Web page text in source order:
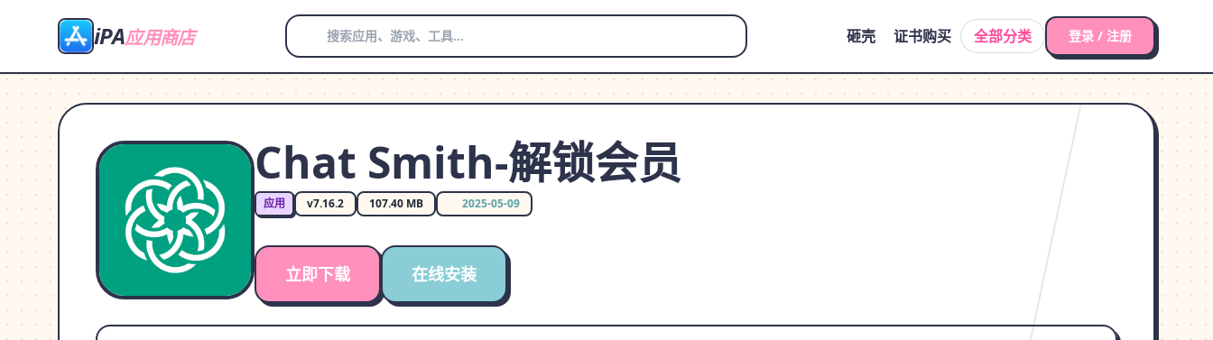
iPA应用商店 砸壳 证书购买 全部分类 登录 / 注册
Chat Smith-解锁会员
应用 v7.16.2 107.40 MB 2025-05-09
立即下载 在线安装